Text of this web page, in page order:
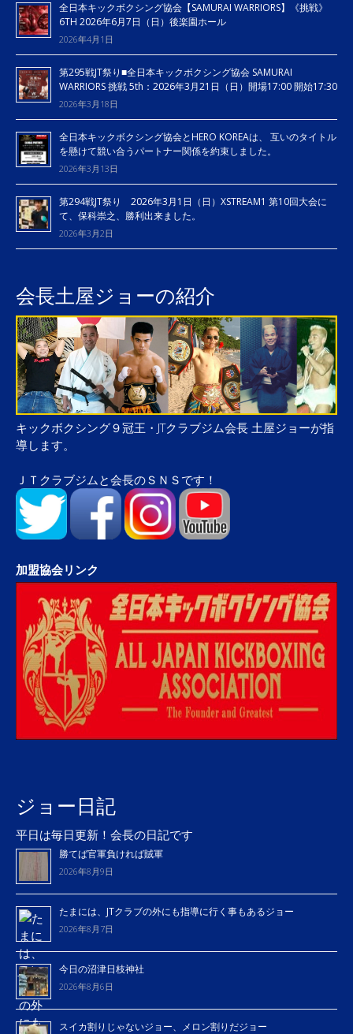
全日本キックボクシング協会【SAMURAI WARRIORS】《挑戦》
6TH 2026年6月7日（日）後楽園ホール
2026年4月1日
第295戦JT祭り■全日本キックボクシング協会 SAMURAI
WARRIORS 挑戦 5th：2026年3月21日（日）開場17:00 開始17:30
2026年3月18日
全日本キックボクシング協会とHERO KOREAは、 互いのタイトル
を懸けて競い合うパートナー関係を約束しました。
2026年3月13日
第294戦JT祭り 2026年3月1日（日）XSTREAM1 第10回大会に
て、保科崇之、勝利出来ました。
2026年3月2日
会長土屋ジョーの紹介
キックボクシング９冠王・JTクラブジム会長 土屋ジョーが指
導します。
ＪＴクラブジムと会長のＳＮＳです！
加盟協会リンク
ジョー日記
平日は毎日更新！会長の日記です
勝てば官軍負ければ賊軍
2026年8月9日
たまには、JTクラブの外にも指導に行く事もあるジョー
2026年8月7日
今日の沼津日枝神社
2026年8月6日
スイカ割りじゃないジョー、メロン割りだジョー